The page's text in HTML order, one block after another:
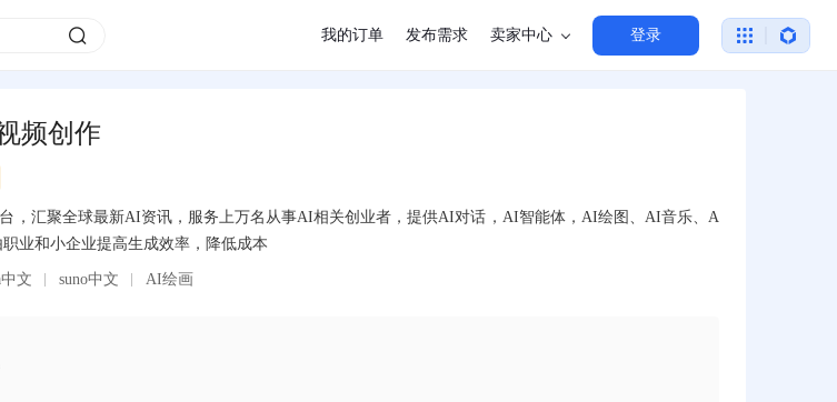
我的订单 发布需求 卖家中心 登录
频创作
，汇聚全球最新AI资讯，服务上万名从事AI相关创业者，提供AI对话，AI智能体，AI绘图、AI音乐、A
业和小企业提高生成效率，降低成本
文 suno中文 AI绘画